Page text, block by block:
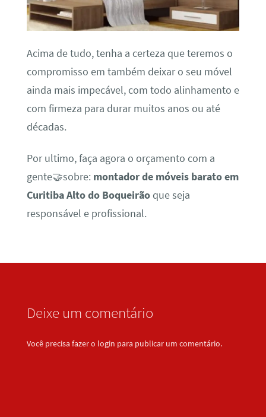
Acima de tudo, tenha a certeza que teremos o
compromisso em também deixar o seu móvel
ainda mais impecável, com todo alinhamento e
com firmeza para durar muitos anos ou até
décadas.
Por ultimo, faça agora o orçamento com a
gente🤝sobre: montador de móveis barato em
Curitiba Alto do Boqueirãoque seja
responsável e profissional.
Deixe um comentário
Você precisa fazer o login para publicar um comentário.